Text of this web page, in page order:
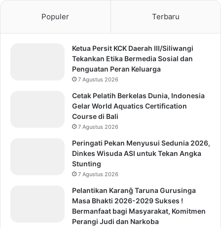
Populer Terbaru
Ketua Persit KCK Daerah III/Siliwangi
Tekankan Etika Bermedia Sosial dan
Penguatan Peran Keluarga
7 Agustus 2026
Cetak Pelatih Berkelas Dunia, Indonesia
Gelar World Aquatics Certification
Course di Bali
7 Agustus 2026
Peringati Pekan Menyusui Sedunia 2026,
Dinkes Wisuda ASI untuk Tekan Angka
Stunting
7 Agustus 2026
Pelantikan Karanĝ Taruna Gurusinga
Masa Bhakti 2026-2029 Sukses !
Bermanfaat bagi Masyarakat, Komitmen
Perangi Judi dan Narkoba